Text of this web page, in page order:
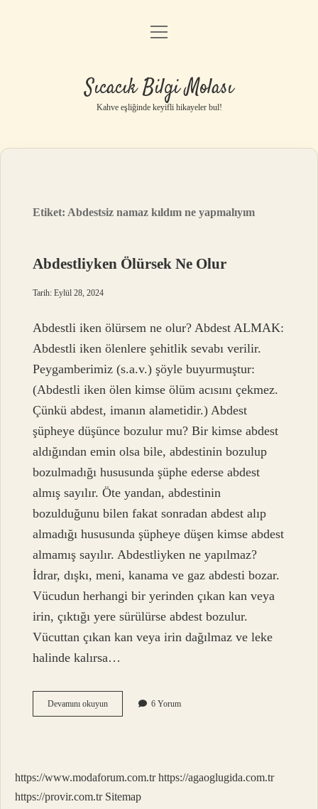
Anasayfa
Yasal Uyarı
menüyü
Sıcacık Bilgi Molası
Kahve eşliğinde keyifli hikayeler bul!
Etiket: Abdestsiz namaz kıldım ne yapmalıyım
Abdestliyken Ölürsek Ne Olur
Tarih: Eylül 28, 2024
Abdestli iken ölürsem ne olur? Abdest ALMAK:
Abdestli iken ölenlere şehitlik sevabı verilir.
Peygamberimiz (s.a.v.) şöyle buyurmuştur:
(Abdestli iken ölen kimse ölüm acısını çekmez.
Çünkü abdest, imanın alametidir.) Abdest
şüpheye düşünce bozulur mu? Bir kimse abdest
aldığından emin olsa bile, abdestinin bozulup
bozulmadığı hususunda şüphe ederse abdest
almış sayılır. Öte yandan, abdestinin
bozulduğunu bilen fakat sonradan abdest alıp
almadığı hususunda şüpheye düşen kimse abdest
almamış sayılır. Abdestliyken ne yapılmaz?
İdrar, dışkı, meni, kanama ve gaz abdesti bozar.
Vücudun herhangi bir yerinden çıkan kan veya
irin, çıktığı yere sürülürse abdest bozulur.
Vücuttan çıkan kan veya irin dağılmaz ve leke
halinde kalırsa…
Devamını okuyunAbdestliyken
Ölürsek
6 Yorum
https://www.modaforum.com.tr https://agaoglugida.com.tr
https://provir.com.tr Sitemap